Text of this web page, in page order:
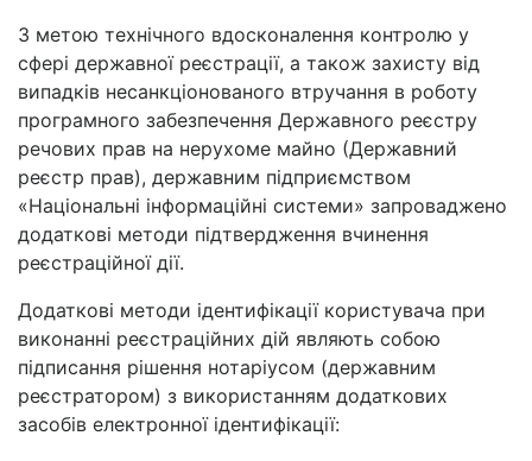
З метою технічного вдосконалення контролю у
сфері державної реєстрації, а також захисту від
випадків несанкціонованого втручання в роботу
програмного забезпечення Державного реєстру
речових прав на нерухоме майно (Державний
реєстр прав), державним підприємством
«Національні інформаційні системи» запроваджено
додаткові методи підтвердження вчинення
реєстраційної дії.
Додаткові методи ідентифікації користувача при
виконанні реєстраційних дій являють собою
підписання рішення нотаріусом (державним
реєстратором) з використанням додаткових
засобів електронної ідентифікації: